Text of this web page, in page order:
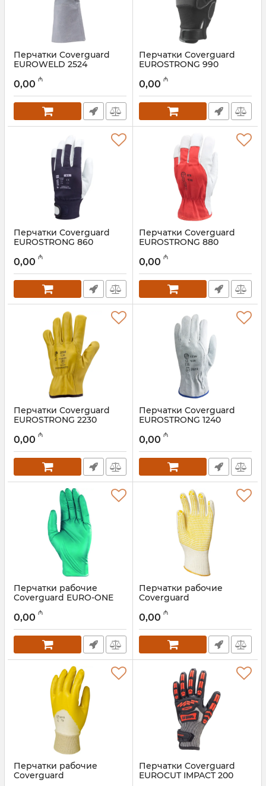
Перчатки Coverguard
EUROWELD 2524
Артикул:
0,00 ₼
Перчатки Coverguard
EUROSTRONG 990
Артикул:
0,00 ₼
Перчатки Coverguard
EUROSTRONG 860
Артикул:
0,00 ₼
Перчатки Coverguard
EUROSTRONG 880
Артикул:
0,00 ₼
Перчатки Coverguard
EUROSTRONG 2230
Артикул:
0,00 ₼
Перчатки Coverguard
EUROSTRONG 1240
Артикул:
0,00 ₼
Перчатки рабочие
Coverguard EURO-ONE
Артикул:
0,00 ₼
Перчатки рабочие
Coverguard
Артикул:
0,00 ₼
Перчатки рабочие
Coverguard
Перчатки Coverguard
EUROCUT IMPACT 200